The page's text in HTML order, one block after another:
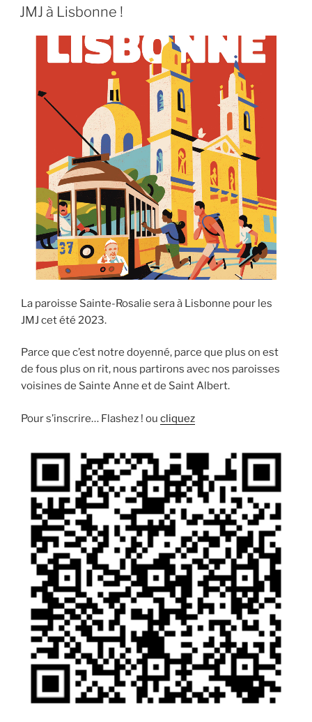
LE
JMJ à Lisbonne !
La paroisse Sainte-Rosalie sera à Lisbonne pour les
JMJ cet été 2023.
Parce que c’est notre doyenné, parce que plus on est
de fous plus on rit, nous partirons avec nos paroisses
voisines de Sainte Anne et de Saint Albert.
Pour s’inscrire… Flashez ! ou cliquez